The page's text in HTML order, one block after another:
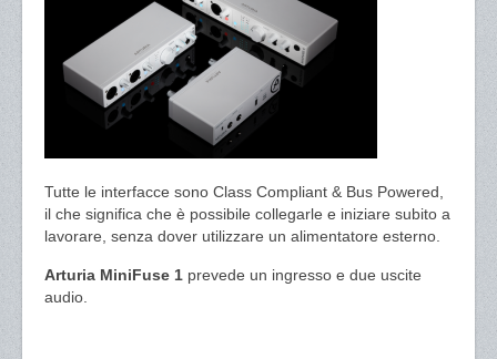
Tutte le interfacce sono Class Compliant & Bus Powered,
il che significa che è possibile collegarle e iniziare subito a
lavorare, senza dover utilizzare un alimentatore esterno.
Arturia MiniFuse 1 prevede un ingresso e due uscite
audio.